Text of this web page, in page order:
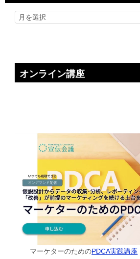
オンライン講座
マーケターのためのPDCA実践講座